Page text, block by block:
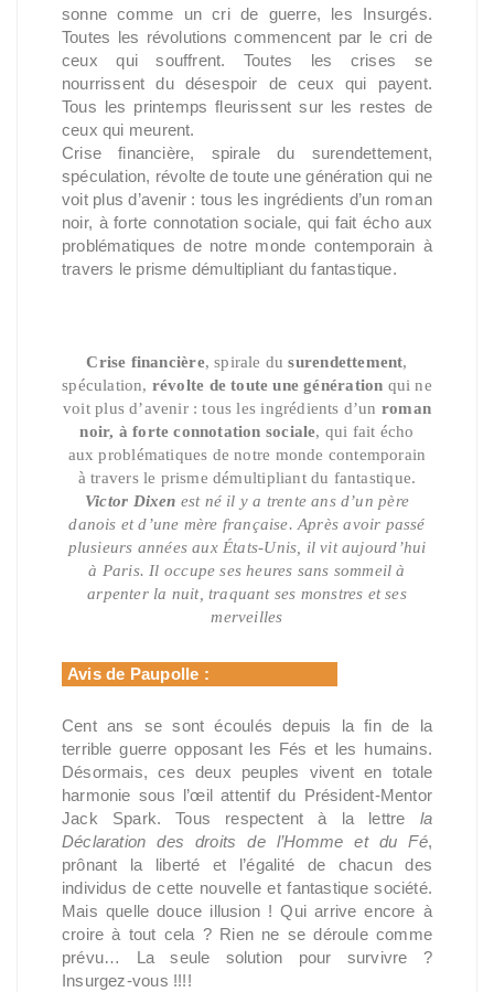
sonne comme un cri de guerre, les Insurgés.
Toutes les révolutions commencent par le cri de
ceux qui souffrent. Toutes les crises se
nourrissent du désespoir de ceux qui payent.
Tous les printemps fleurissent sur les restes de
ceux qui meurent.
Crise financière, spirale du surendettement,
spéculation, révolte de toute une génération qui ne
voit plus d’avenir : tous les ingrédients d’un roman
noir, à forte connotation sociale, qui fait écho aux
problématiques de notre monde contemporain à
travers le prisme démultipliant du fantastique.
Crise financière, spirale dusurendettement,
spéculation, révolte de toute une génération qui ne
voit plus d’avenir : tous les ingrédients d’un roman
noir, à forte connotation sociale, qui fait écho
aux problématiques de notre monde contemporain
à travers le prisme démultipliant du fantastique.
Victor Dixen est né il y a trente ans d’un père
danois et d’une mère française. Après avoir passé
plusieurs années aux États-Unis, il vit aujourd’hui
à Paris. Il occupe ses heures sans sommeil à
arpenter la nuit, traquant ses monstres et ses
merveilles
Avis de Paupolle :
Cent ans se sont écoulés depuis la fin de la
terrible guerre opposant les Fés et les humains.
Désormais, ces deux peuples vivent en totale
harmonie sous l’œil attentif du Président-Mentor
Jack Spark. Tous respectent à la lettre la
Déclaration des droits de l’Homme et du Fé,
prônant la liberté et l’égalité de chacun des
individus de cette nouvelle et fantastique société.
Mais quelle douce illusion ! Qui arrive encore à
croire à tout cela ? Rien ne se déroule comme
prévu… La seule solution pour survivre ?
Insurgez-vous !!!!